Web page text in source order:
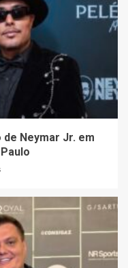
Neymar Jr. em